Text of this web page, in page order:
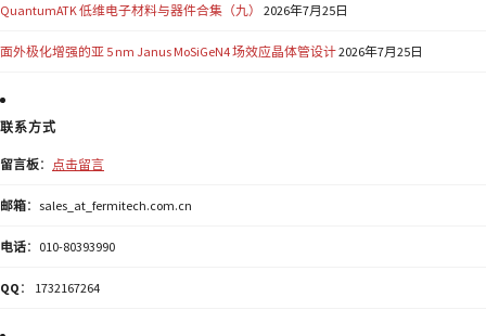
QuantumATK 低维电子材料与器件合集（九） 2026年7月25日
面外极化增强的亚 5 nm Janus MoSiGeN4 场效应晶体管设计2026年7月25日
联系方式
留言板： 点击留言
邮箱：sales_at_fermitech.com.cn
电话：010-80393990
QQ ： 1732167264